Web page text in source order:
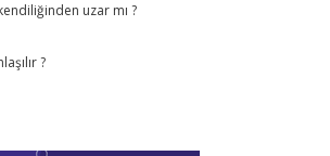
uzar mı ?
?